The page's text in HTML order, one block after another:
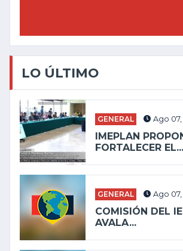
LO ÚLTIMO
GENERAL Ago
IMEPLAN
FORTALECER EL...
GENERAL Ago
COMISIÓN DEL
AVALA...